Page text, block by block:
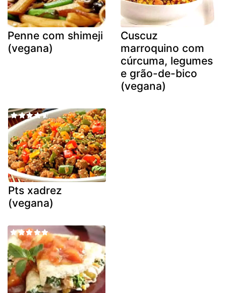
Penne com shimeji
(vegana)
Cuscuz
marroquino com
cúrcuma, legumes
e grão-de-bico
(vegana)
Pts xadrez
(vegana)